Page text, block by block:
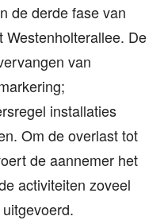
de derde fase van
Westenholterallee. De
van
installaties
Om de overlast tot
de aannemer het
activiteiten zoveel